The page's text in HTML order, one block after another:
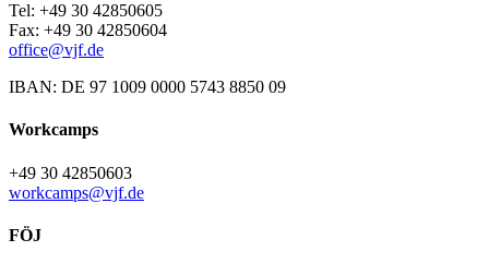
Tel: +49 30 42850605
Fax: +49 30 42850604
office@vjf.de
IBAN: DE 97 1009 0000 5743 8850 09
Workcamps
+49 30 42850603
workcamps@vjf.de
FÖJ